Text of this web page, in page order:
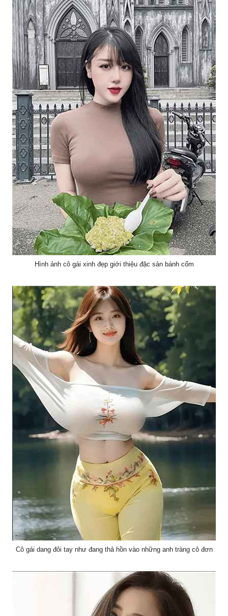
Hình ảnh cô gái xinh đẹp giới thiệu đặc sản bánh cốm
Cô gái dang đôi tay như đang thả hồn vào những anh tràng cô đơn